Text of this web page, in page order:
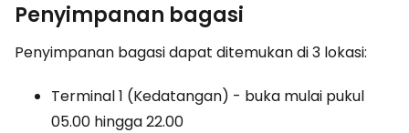
Penyimpanan bagasi
Penyimpanan bagasi dapat ditemukan di 3 lokasi:
Terminal 1 (Kedatangan) - buka mulai pukul
05.00 hingga 22.00